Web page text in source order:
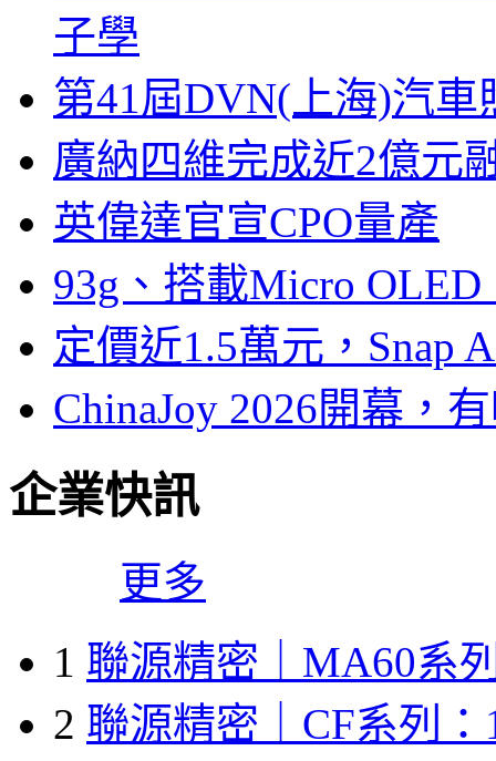
子學
第41屆DVN(上海)汽
廣納四維完成近2億元
英偉達官宣CPO量產
93g、搭載Micro
定價近1.5萬元，Snap
ChinaJoy 2026開幕，
企業快訊
更多
1 聯源精密｜MA60系
2 聯源精密｜CF系列：